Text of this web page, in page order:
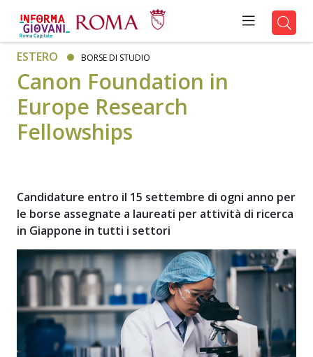
ESTERO BORSE DI STUDIO
Canon Foundation in
Europe Research
Fellowships
Candidature entro il 15 settembre di ogni anno per
le borse assegnate a laureati per attività di ricerca
in Giappone in tutti i settori